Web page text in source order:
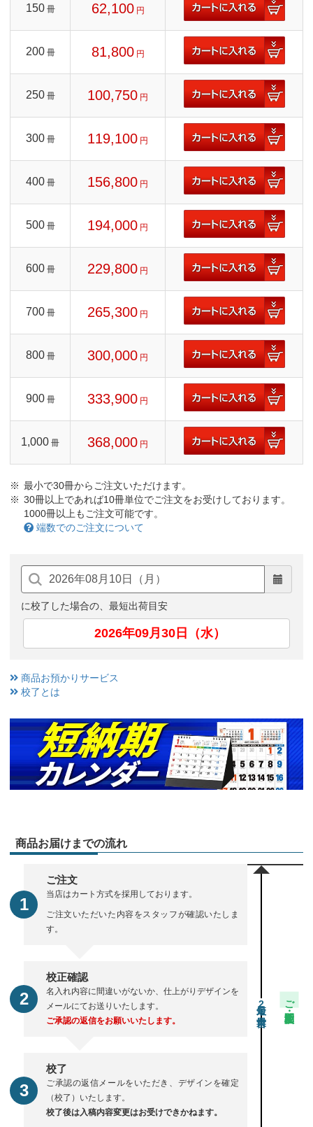
150 冊 62,100 円
200 冊 81,800 円
250 冊 100,750 円
300 冊 119,100 円
400 冊 156,800 円
500 冊 194,000 円
600 冊 229,800 円
700 冊 265,300 円
800 冊 300,000 円
900 冊 333,900 円
1,000 冊 368,000 円
最小で30冊からご注文いただけます。
30冊以上であれば10冊単位でご注文をお受けしております。
1000冊以上もご注文可能です。
端数でのご注文について
に校了した場合の、最短出荷目安
2026年09月30日（水）
商品お預かりサービス
校了とは
商品お届けまでの流れ
ご注文
当店はカート方式を採用しております。
ご注文いただいた内容をスタッフが確認いたしま
す。
校正確認
名入れ内容に間違いがないか、仕上がりデザインを
メールにてお送りいたします。
ご承認の返信をお願いいたします。
校了
ご承認の返信メールをいただき、デザインを確定
（校了）いたします。
校了後は入稿内容変更はお受けできかねます。
2 ご注文・校正期間